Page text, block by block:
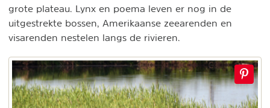
grote plateau. Lynx en poema leven er nog in de
uitgestrekte bossen, Amerikaanse zeearenden en
visarenden nestelen langs de rivieren.